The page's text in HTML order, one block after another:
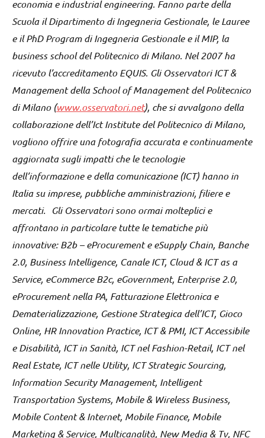
economia e industrial engineering. Fanno parte della
Scuola il Dipartimento di Ingegneria Gestionale, le Lauree
e il PhD Program di Ingegneria Gestionale e il MIP, la
business school del Politecnico di Milano. Nel 2007 ha
ricevuto l’accreditamento EQUIS. Gli Osservatori ICT &
Management della School of Management del Politecnico
di Milano (www.osservatori.net), che si avvalgono della
collaborazione dell’Ict Institute del Politecnico di Milano,
vogliono offrire una fotografia accurata e continuamente
aggiornata sugli impatti che le tecnologie
dell’informazione e della comunicazione (ICT) hanno in
Italia su imprese, pubbliche amministrazioni, filiere e
mercati. Gli Osservatori sono ormai molteplici e
affrontano in particolare tutte le tematiche più
innovative: B2b – eProcurement e eSupply Chain, Banche
2.0, Business Intelligence, Canale ICT, Cloud & ICT as a
Service, eCommerce B2c, eGovernment, Enterprise 2.0,
eProcurement nella PA, Fatturazione Elettronica e
Dematerializzazione, Gestione Strategica dell’ICT, Gioco
Online, HR Innovation Practice, ICT & PMI, ICT Accessibile
e Disabilità, ICT in Sanità, ICT nel Fashion-Retail, ICT nel
Real Estate, ICT nelle Utility, ICT Strategic Sourcing,
Information Security Management, Intelligent
Transportation Systems, Mobile & Wireless Business,
Mobile Content & Internet, Mobile Finance, Mobile
Marketing & Service, Multicanalità, New Media & Tv, NFC